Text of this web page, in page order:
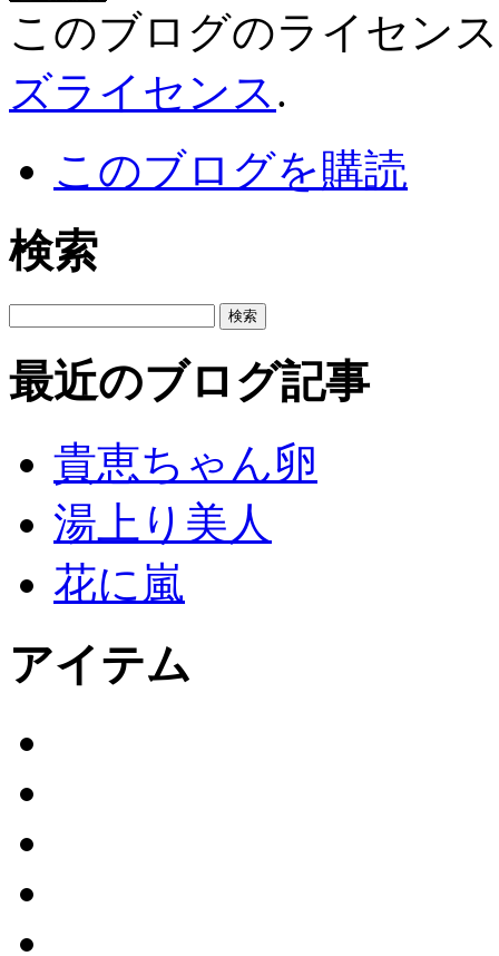
このブログのライセン
ズライセンス.
このブログを購読
検索
最近のブログ記事
貴恵ちゃん卵
湯上り美人
花に嵐
アイテム